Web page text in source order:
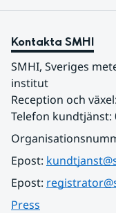
Kontakta SMHI
SMHI, Sveriges
institut
Reception och
Telefon kundtjänst:
Epost:
Epost:
Press